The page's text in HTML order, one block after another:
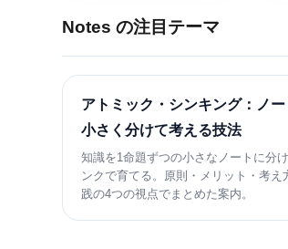
Notes の注目テーマ
アトミック・シンキング：ノ
小さく分けて考える技法
知識を1命題ずつの小さなノートに分
ンクで育てる。原則・メリット・考え
践の4つの視点でまとめた案内。